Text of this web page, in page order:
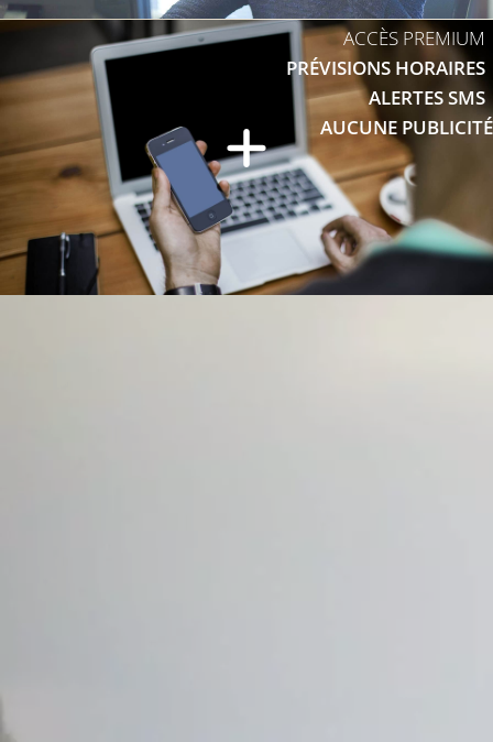
ACCÈS PREMIUM
PRÉVISIONS HORAIRES
ALERTES SMS
AUCUNE PUBLICITÉ